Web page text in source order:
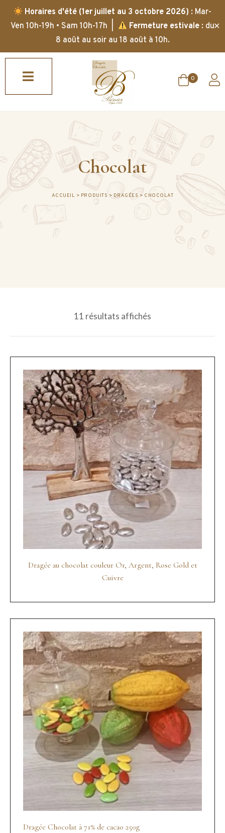
Horaires d'été (1er juillet au 3 octobre 2026) : Mar-
Ven 10h-19h • Sam 10h-17h |
Fermeture estivale: du
8 août au soir au 18 août à 10h.
✕
0
Chocolat
ACCUEIL > PRODUITS> DRAGÉES> CHOCOLAT
11 résultats affichés
Dragée au chocolat couleur Or, Argent, Rose Gold et
Cuivre
Dragée Chocolat à 71% de cacao 250g